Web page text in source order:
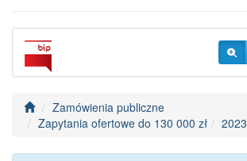
Zamówienia publiczne
Zapytania ofertowe do 130 000 zł
2023